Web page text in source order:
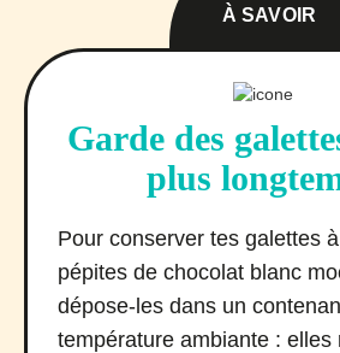
À SAVOIR
Garde des
plus
Pour conserver tes galettes
pépites de chocolat blanc
dépose-les dans un
température ambiante : elles